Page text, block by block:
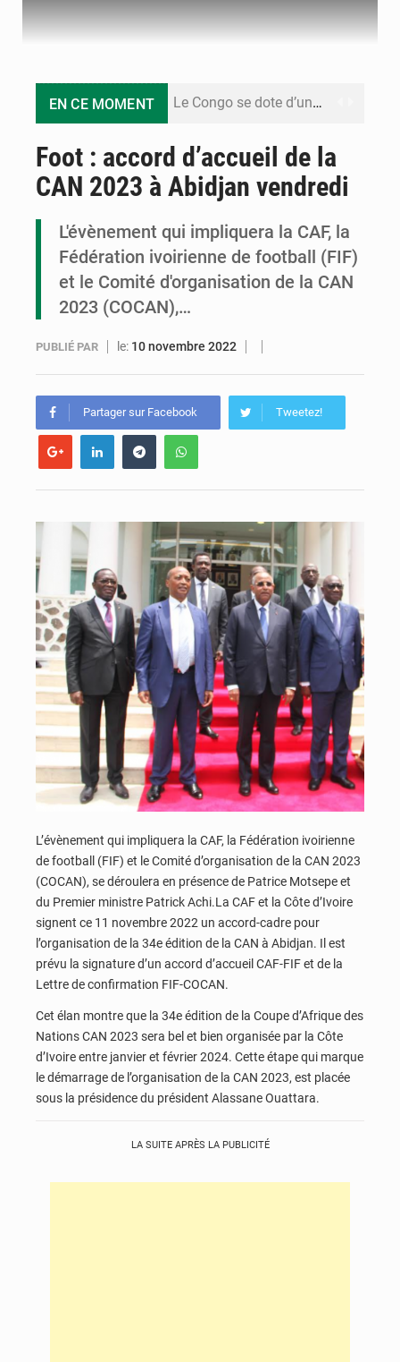
EN CE MOMENT Le Congo se dote d’un programme national pour valoriser les produits forestiers non ligneux
Congo-Électricité : la BAD renforce son appui pour accélérer les investissements
Cémac : la Commission présente à Denis Sassou N’Guesso sa feuille de route
Compétitions africaines : la CAF ferme la porte à l’AC Léopards et à l’AS Otohô
Foot : accord d’accueil de la
CAN 2023 à Abidjan vendredi
L'évènement qui impliquera la CAF, la
Fédération ivoirienne de football (FIF)
et le Comité d'organisation de la CAN
2023 (COCAN),…
PUBLIÉ PAR le: 10 novembre 2022
Partager sur Facebook Tweetez!
L’évènement qui impliquera la CAF, la Fédération ivoirienne
de football (FIF) et le Comité d’organisation de la CAN 2023
(COCAN), se déroulera en présence de Patrice Motsepe et
du Premier ministre Patrick Achi.La CAF et la Côte d’Ivoire
signent ce 11 novembre 2022 un accord-cadre pour
l’organisation de la 34e édition de la CAN à Abidjan. Il est
prévu la signature d’un accord d’accueil CAF-FIF et de la
Lettre de confirmation FIF-COCAN.
Cet élan montre que la 34e édition de la Coupe d’Afrique des
Nations CAN 2023 sera bel et bien organisée par la Côte
d’Ivoire entre janvier et février 2024. Cette étape qui marque
le démarrage de l’organisation de la CAN 2023, est placée
sous la présidence du président Alassane Ouattara.
LA SUITE APRÈS LA PUBLICITÉ